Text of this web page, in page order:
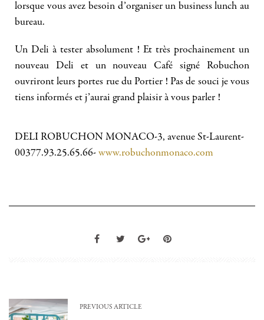
lorsque vous avez besoin d’organiser un business lunch au
bureau.
Un Deli à tester absolument ! Et très prochainement un
nouveau Deli et un nouveau Café signé Robuchon
ouvriront leurs portes rue du Portier ! Pas de souci je vous
tiens informés et j’aurai grand plaisir à vous parler !
DELI ROBUCHON MONACO-3, avenue St-Laurent-
00377.93.25.65.66- www.robuchonmonaco.com
PREVIOUS ARTICLE